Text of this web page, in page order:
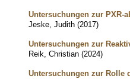
Untersuchungen zur PXR-
Jeske, Judith (2017)
Untersuchungen zur
Reik, Christian (2024)
Untersuchungen zur Rolle